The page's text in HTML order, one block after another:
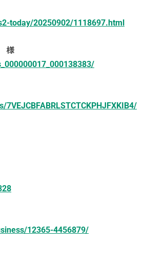
today/20250902/1118697.html
様
12365-4456879/